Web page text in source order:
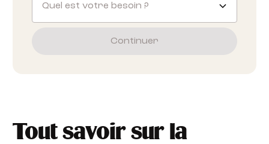
Quel est votre besoin ?
Continuer
Tout savoir sur la